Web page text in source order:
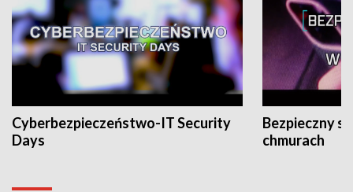
Cyberbezpieczeństwo-IT Security
Days
Bezpieczny
chmurach